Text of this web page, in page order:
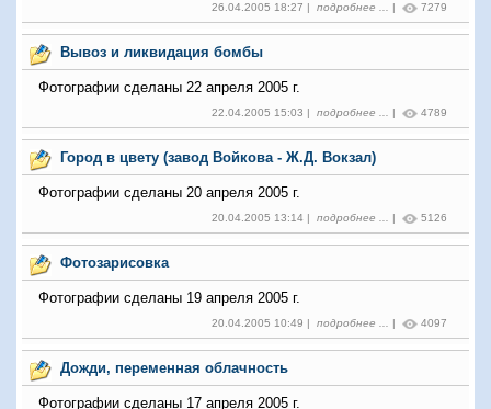
26.04.2005 18:27 | подробнее ... | 7279
Вывоз и ликвидация бомбы
Фотографии сделаны 22 апреля 2005 г.
22.04.2005 15:03 | подробнее ... | 4789
Город в цвету (завод Войкова - Ж.Д. Вокзал)
Фотографии сделаны 20 апреля 2005 г.
20.04.2005 13:14 | подробнее ... | 5126
Фотозарисовка
Фотографии сделаны 19 апреля 2005 г.
20.04.2005 10:49 | подробнее ... | 4097
Дожди, переменная облачность
Фотографии сделаны 17 апреля 2005 г.